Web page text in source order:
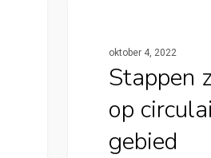
oktober 4, 2022
Stappen
op
gebied